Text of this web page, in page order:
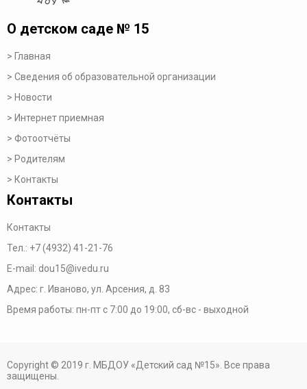
О детском саде № 15
Главная
Сведения об образовательной организации
Новости
Интернет приемная
Фотоотчёты
Родителям
Контакты
Контакты
Контакты
Тел.: +7 (4932) 41-21-76
E-mail: dou15@ivedu.ru
Адрес: г. Иваново, ул. Арсения, д. 83
Время работы: пн-пт с 7:00 до 19:00, сб-вс - выходной
Copyright © 2019 г. МБДОУ «Детский сад №15». Все права
защищены.